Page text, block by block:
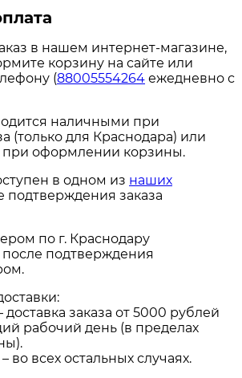
в нашем интернет-магазине,
корзину на сайте или
(88005554264 ежедневно с
наличными при
(только для Краснодара) или
при оформлении корзины.
в одном из наших
подтверждения заказа
по г. Краснодару
подтверждения
доставка заказа от 5000 рублей
рабочий день (в пределах
во всех остальных случаях.